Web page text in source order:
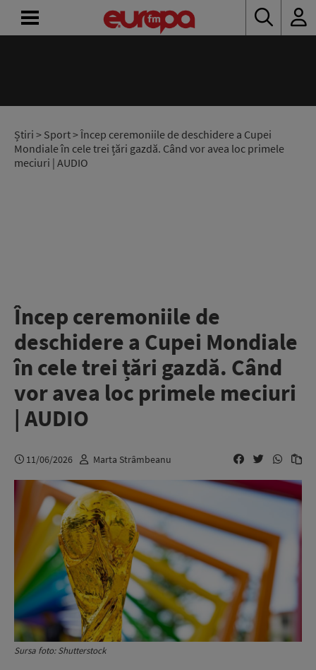
Știri > Sport> Încep ceremoniile de deschidere a Cupei
Mondiale în cele trei țări gazdă. Când vor avea loc primele
meciuri | AUDIO
Încep ceremoniile de
deschidere a Cupei Mondiale
în cele trei țări gazdă. Când
vor avea loc primele meciuri
| AUDIO
11/06/2026 Marta Strâmbeanu
Sursa foto: Shutterstock
RADIO
CONCURSURI